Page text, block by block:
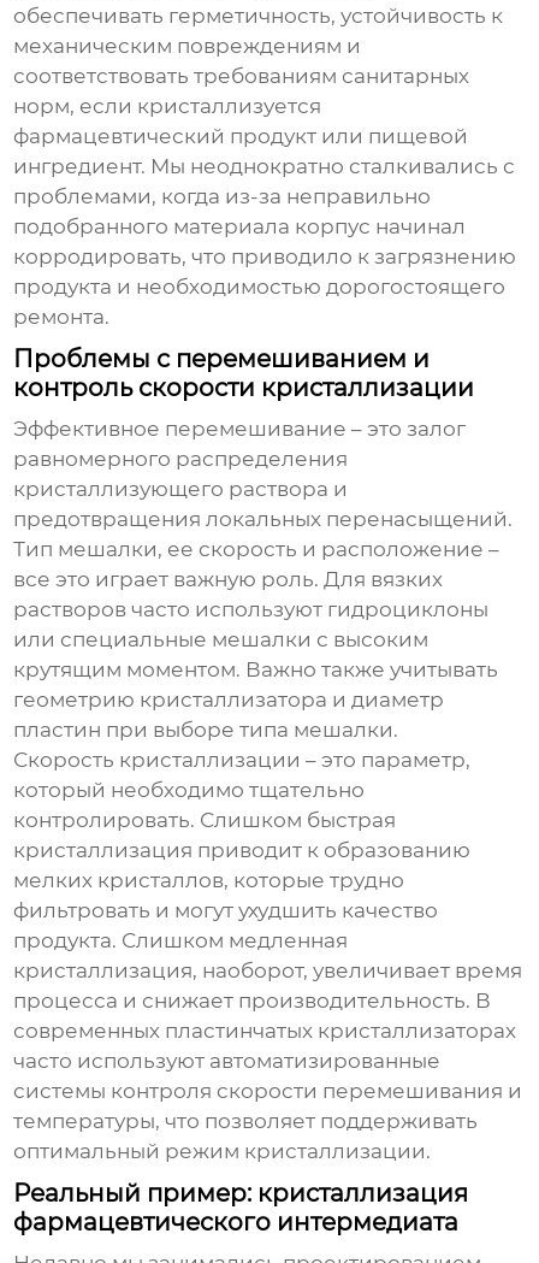
обеспечивать герметичность, устойчивость к
механическим повреждениям и
соответствовать требованиям санитарных
норм, если кристаллизуется
фармацевтический продукт или пищевой
ингредиент. Мы неоднократно сталкивались с
проблемами, когда из-за неправильно
подобранного материала корпус начинал
корродировать, что приводило к загрязнению
продукта и необходимостью дорогостоящего
ремонта.
Проблемы с перемешиванием и
контроль скорости кристаллизации
Эффективное перемешивание – это залог
равномерного распределения
кристаллизующего раствора и
предотвращения локальных перенасыщений.
Тип мешалки, ее скорость и расположение –
все это играет важную роль. Для вязких
растворов часто используют гидроциклоны
или специальные мешалки с высоким
крутящим моментом. Важно также учитывать
геометрию кристаллизатора и диаметр
пластин при выборе типа мешалки.
Скорость кристаллизации – это параметр,
который необходимо тщательно
контролировать. Слишком быстрая
кристаллизация приводит к образованию
мелких кристаллов, которые трудно
фильтровать и могут ухудшить качество
продукта. Слишком медленная
кристаллизация, наоборот, увеличивает время
процесса и снижает производительность. В
современных пластинчатых кристаллизаторах
часто используют автоматизированные
системы контроля скорости перемешивания и
температуры, что позволяет поддерживать
оптимальный режим кристаллизации.
Реальный пример: кристаллизация
фармацевтического интермедиата